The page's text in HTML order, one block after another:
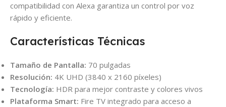
compatibilidad con Alexa garantiza un control por voz
rápido y eficiente.
Características Técnicas
Tamaño de Pantalla: 70 pulgadas
Resolución: 4K UHD (3840 x 2160 píxeles)
Tecnología: HDR para mejor contraste y colores vivos
Plataforma Smart: Fire TV integrado para acceso a